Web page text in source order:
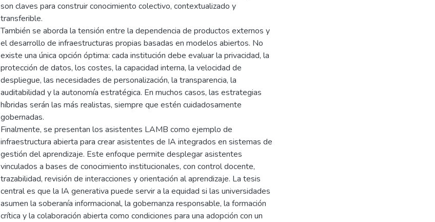
son claves para construir conocimiento colectivo, contextualizado y
transferible.
También se aborda la tensión entre la dependencia de productos externos y
el desarrollo de infraestructuras propias basadas en modelos abiertos. No
existe una única opción óptima: cada institución debe evaluar la privacidad, la
protección de datos, los costes, la capacidad interna, la velocidad de
despliegue, las necesidades de personalización, la transparencia, la
auditabilidad y la autonomía estratégica. En muchos casos, las estrategias
híbridas serán las más realistas, siempre que estén cuidadosamente
gobernadas.
Finalmente, se presentan los asistentes LAMB como ejemplo de
infraestructura abierta para crear asistentes de IA integrados en sistemas de
gestión del aprendizaje. Este enfoque permite desplegar asistentes
vinculados a bases de conocimiento institucionales, con control docente,
trazabilidad, revisión de interacciones y orientación al aprendizaje. La tesis
central es que la IA generativa puede servir a la equidad si las universidades
asumen la soberanía informacional, la gobernanza responsable, la formación
crítica y la colaboración abierta como condiciones para una adopción con un